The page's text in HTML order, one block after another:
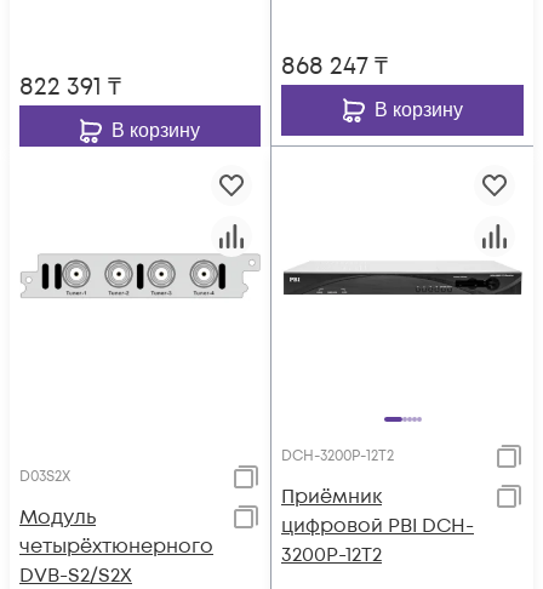
822 391 ₸
В корзину
868 247₸
В корзину
D03S2X
Модуль
четырёхтюнерного
DVB-S2/S2X
DCH-3200P-12Т2
Приёмник
цифровой PBI DCH-
3200P-12Т2